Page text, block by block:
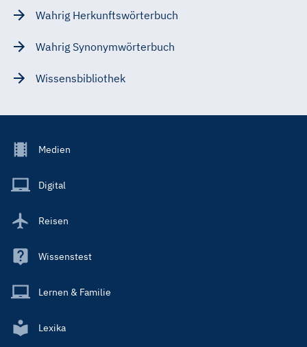
Wahrig Herkunftswörterbuch
Wahrig Synonymwörterbuch
Wissensbibliothek
Footer
Main
Medien
Digital
Reisen
Wissenstest
Lernen & Familie
Lexika